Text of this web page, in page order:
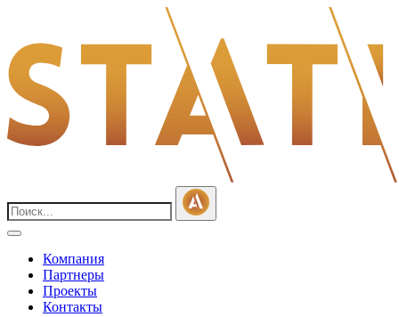
Компания
Партнеры
Проекты
Контакты